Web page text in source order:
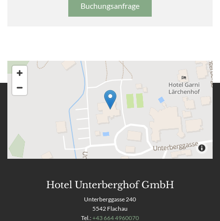
Buchungsanfrage
Hotel Unterberghof GmbH
Unterberggasse 240
5542 Flachau
Tel.:+43 664 4960070